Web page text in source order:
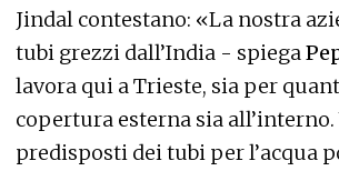
Jindal contestano: «La nostra
tubi grezzi dall’India - spiega
lavora qui a Trieste, sia per
copertura esterna sia
predisposti dei tubi per l’acqua